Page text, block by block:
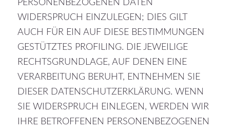
PERSONENBEZOGENEN DATEN
WIDERSPRUCH EINZULEGEN; DIES GILT
AUCH FÜR EIN AUF DIESE BESTIMMUNGEN
GESTÜTZTES PROFILING. DIE JEWEILIGE
RECHTSGRUNDLAGE, AUF DENEN EINE
VERARBEITUNG BERUHT, ENTNEHMEN SIE
DIESER DATENSCHUTZERKLÄRUNG. WENN
SIE WIDERSPRUCH EINLEGEN, WERDEN WIR
IHRE BETROFFENEN PERSONENBEZOGENEN